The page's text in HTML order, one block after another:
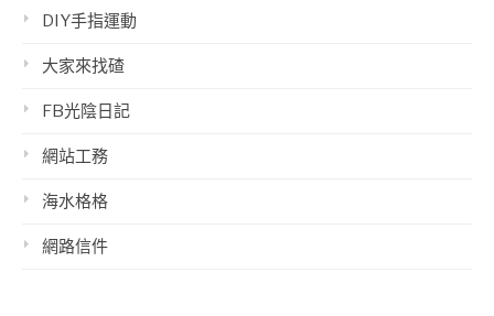
DIY手指運動
大家來找碴
FB光陰日記
網站工務
海水格格
網路信件